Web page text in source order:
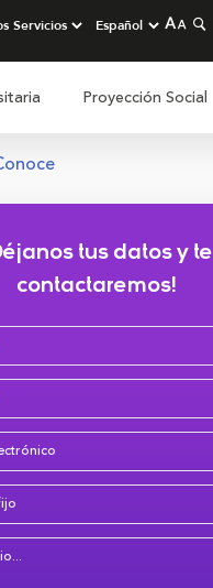
Proyección Social
tus datos y te
contactaremos!